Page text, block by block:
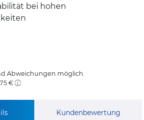
bei hohen
Abweichungen möglich.
€
Kundenbewertung